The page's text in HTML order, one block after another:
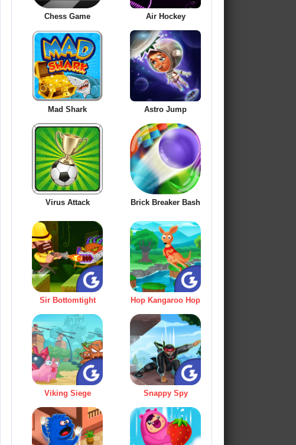
Chess Game Air Hockey
Mad Shark Astro Jump
Virus Attack Brick Breaker Bash
Sir Bottomtight Hop Kangaroo Hop
Viking Siege Snappy Spy